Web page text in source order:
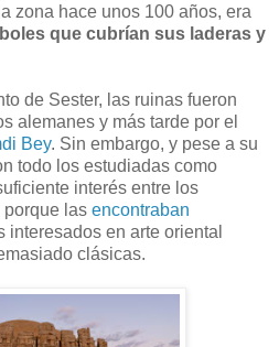
zona hace unos 100 años, era
que cubrían sus laderas y
de Sester, las ruinas fueron
alemanes y más tarde por el
Bey. Sin embargo, y pese a su
todo los estudiadas como
interés entre los
las encontraban
en arte oriental
clásicas.